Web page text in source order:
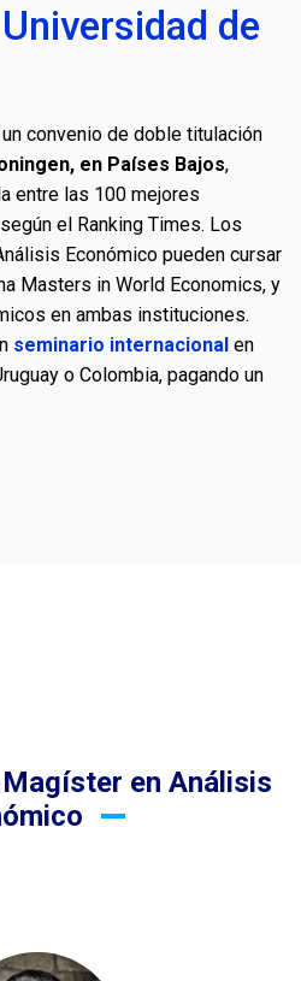
de
convenio de doble titulación
en Países Bajos,
entre las 100 mejores
el Ranking Times. Los
Económico pueden cursar
Masters in World Economics, y
en ambas instituciones.
seminario internacional en
o Colombia, pagando un
en Análisis